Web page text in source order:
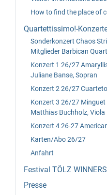
How to find the place of
Quartettissimo!-
Sonderkonzert Chaos
Mitglieder Barbican
Konzert 1 26/27
Juliane Banse, Sopran
Konzert 2 26/27
Konzert 3 26/27
Matthias Buchholz, Viola
Konzert 4 26-27
Karten/Abo 26/27
Anfahrt
Festival TÖLZ
Presse